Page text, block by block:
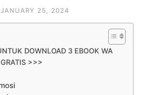
JANUARY 25, 2024
DOWNLOAD 3 EBOOK WA
>>>